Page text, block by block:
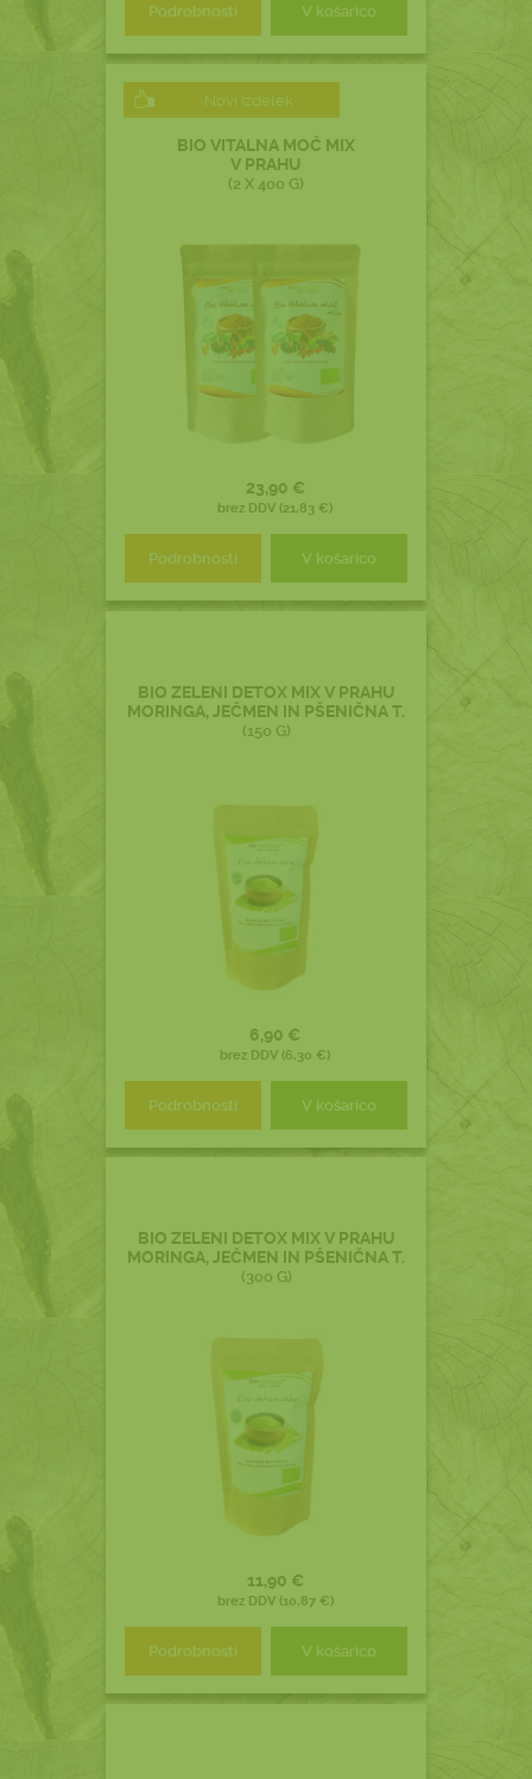
Podrobnosti V košarico
Novi izdelek
BIO VITALNA MOČ MIX
V PRAHU
(2 X 400 G)
23,90 €
brez DDV (21,83 €)
Podrobnosti V košarico
BIO ZELENI DETOX MIX V PRAHU
MORINGA, JEČMEN IN PŠENIČNA T.
(150 G)
6,90 €
brez DDV (6,30 €)
Podrobnosti V košarico
BIO ZELENI DETOX MIX V PRAHU
MORINGA, JEČMEN IN PŠENIČNA T.
(300 G)
11,90 €
brez DDV (10,87 €)
Podrobnosti V košarico